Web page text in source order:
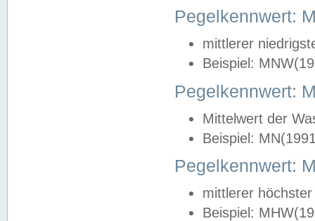
Pegelkennwert:
mittlerer
Beispiel:
Pegelkennwert:
Mittelwert der
Beispiel:
Pegelkennwert:
mittlerer
Beispiel: